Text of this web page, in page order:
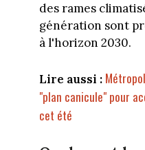
des rames
génération sont
à l'horizon 2030.
Lire aussi :
"plan canicule" pour
cet été